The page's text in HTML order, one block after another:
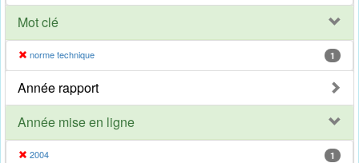
Mot clé
norme technique 1
Année rapport
Année mise en ligne
2004 1